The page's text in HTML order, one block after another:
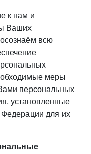
к нам и
Ваших
всю
меры
персональных
установленные
Федерации для их